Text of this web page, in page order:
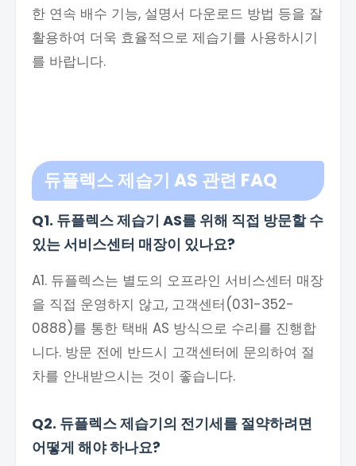
한 연속 배수 기능, 설명서 다운로드 방법 등을 잘
활용하여 더욱 효율적으로 제습기를 사용하시기
를 바랍니다.
듀플렉스 제습기 AS 관련 FAQ
Q1. 듀플렉스 제습기 AS를 위해 직접 방문할 수
있는 서비스센터 매장이 있나요?
A1. 듀플렉스는 별도의 오프라인 서비스센터 매장
을 직접 운영하지 않고, 고객센터(031-352-
0888)를 통한 택배 AS 방식으로 수리를 진행합
니다. 방문 전에 반드시 고객센터에 문의하여 절
차를 안내받으시는 것이 좋습니다.
Q2. 듀플렉스 제습기의 전기세를 절약하려면
어떻게 해야 하나요?